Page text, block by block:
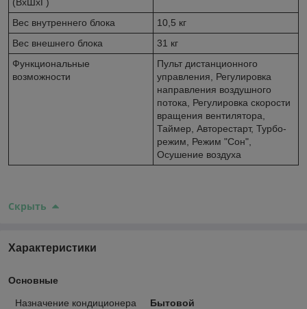
Вес внутреннего блока
10,5 кг
Вес внешнего блока
31 кг
Функциональные
возможности
Пульт дистанционного
управления, Регулировка
направления воздушного
потока, Регулировка скорости
вращения вентилятора,
Таймер, Авторестарт, Турбо-
режим, Режим "Сон",
Осушение воздуха
Скрыть
Характеристики
Основные
Назначение кондиционера
Бытовой